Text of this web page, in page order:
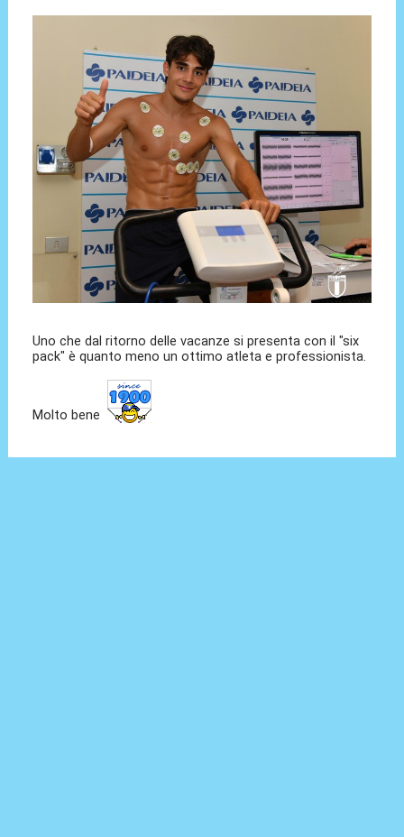
Uno che dal ritorno delle vacanze si presenta con il "six
pack" è quanto meno un ottimo atleta e professionista.
Molto bene